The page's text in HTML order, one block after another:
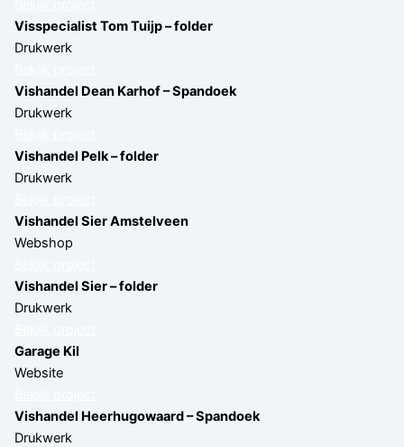
Visspecialist Tom Tuijp – folder
Drukwerk
Vishandel Dean Karhof – Spandoek
Drukwerk
Vishandel Pelk – folder
Drukwerk
Vishandel Sier Amstelveen
Webshop
Vishandel Sier – folder
Drukwerk
Garage Kil
Website
Vishandel Heerhugowaard – Spandoek
Drukwerk